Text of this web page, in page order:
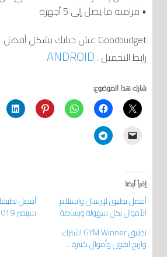
• مزامنة ما يصل إلى 5 أجهزة
Goodbudget عش حياتك بشكل أفضل
رابط التحميل : ANDROID
شارك هذا الموضوع:
إقرأ أيضا
أفضل تطبيق لإرسال واستلام
الأموال بكل سهولة وبساطة
أفضل
سبتمبر 2019
تطبيق GYM Winner اشترك
واربح ايفون وأموال كثيرة ..